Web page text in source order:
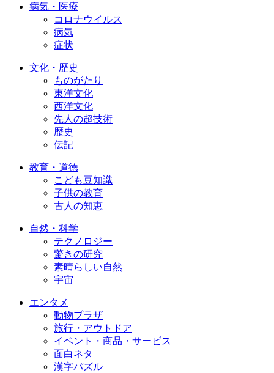
病気・医療
コロナウイルス
病気
症状
文化・歴史
ものがたり
東洋文化
西洋文化
先人の超技術
歴史
伝記
教育・道徳
こども豆知識
子供の教育
古人の知恵
自然・科学
テクノロジー
驚きの研究
素晴らしい自然
宇宙
エンタメ
動物プラザ
旅行・アウトドア
イベント・商品・サービス
面白ネタ
漢字パズル